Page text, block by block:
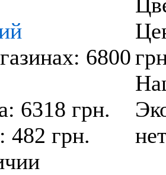
6800
6318 грн.
482 грн.